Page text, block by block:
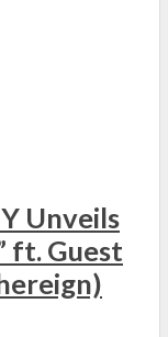
Unveils
ft. Guest